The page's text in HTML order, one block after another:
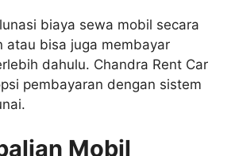
biaya sewa mobil secara
atau bisa juga membayar
dahulu. Chandra Rent Car
pembayaran dengan sistem
Mobil